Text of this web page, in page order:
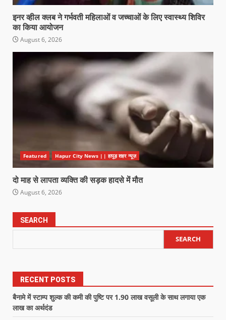
इनर व्हील क्लब ने गर्भवती महिलाओं व जच्चाओं के लिए स्वास्थ्य शिविर
का किया आयोजन
August 6, 2026
Featured Hapur City News || हापुड़ शहर न्यूज़
दो माह से लापता व्यक्ति की सड़क हादसे में मौत
August 6, 2026
SEARCH
SEARCH
RECENT POSTS
बैनामे में स्टाम्प शुल्क की कमी की पुष्टि पर 1.90 लाख वसूली के साथ लगाया एक
लाख का अर्थदंड